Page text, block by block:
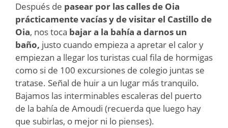
Después de pasear por las calles de Oia
prácticamente vacías y de visitar el Castillo de
Oia, nos toca bajar a la bahía a darnos un
baño, justo cuando empieza a apretar el calor y
empiezan a llegar los turistas cual fila de hormigas
como si de 100 excursiones de colegio juntas se
tratase. Señal de huir a un lugar más tranquilo.
Bajamos las interminables escaleras del puerto
de la bahía de Amoudi (recuerda que luego hay
que subirlas, o mejor ni lo pienses).